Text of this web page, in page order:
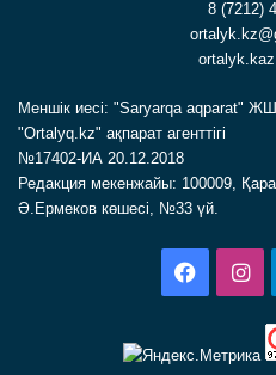
8 (7212)
Меншік иесі: "Saryarqa aqparat"
"Ortalyq.kz" ақпарат агенттігі
№17402-ИА 20.12.2018
Редакция мекенжайы: 100009,
Ә.Ермеков көшесі, №33 үй.